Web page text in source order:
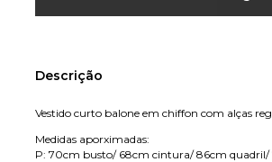
Descrição
Vestido curto balone em chiffon com alças
Medidas aporximadas:
P: 70cm busto/ 68cm cintura/ 86cm